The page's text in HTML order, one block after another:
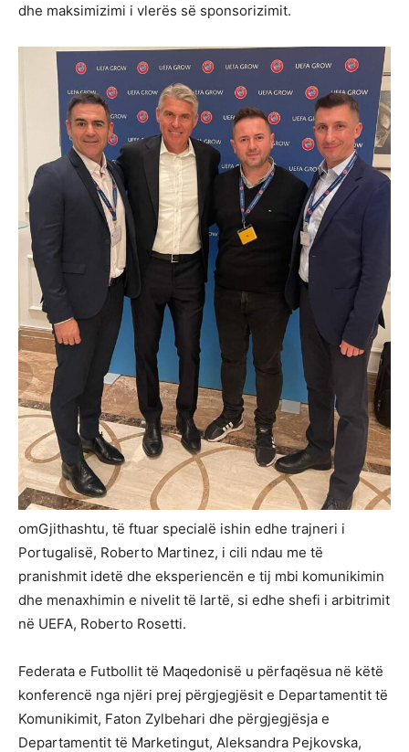
dhe maksimizimi i vlerës së sponsorizimit.
omGjithashtu, të ftuar specialë ishin edhe trajneri i
Portugalisë, Roberto Martinez, i cili ndau me të
pranishmit idetë dhe eksperiencën e tij mbi komunikimin
dhe menaxhimin e nivelit të lartë, si edhe shefi i arbitrimit
në UEFA, Roberto Rosetti.
Federata e Futbollit të Maqedonisë u përfaqësua në këtë
konferencë nga njëri prej përgjegjësit e Departamentit të
Komunikimit, Faton Zylbehari dhe përgjegjësja e
Departamentit të Marketingut, Aleksandra Pejkovska,